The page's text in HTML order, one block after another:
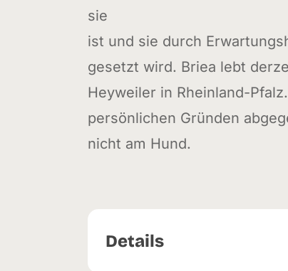
sie
ist und sie durch
gesetzt wird. Briea lebt
Heyweiler in Rheinland-
persönlichen Gründen
nicht am Hund.
Details